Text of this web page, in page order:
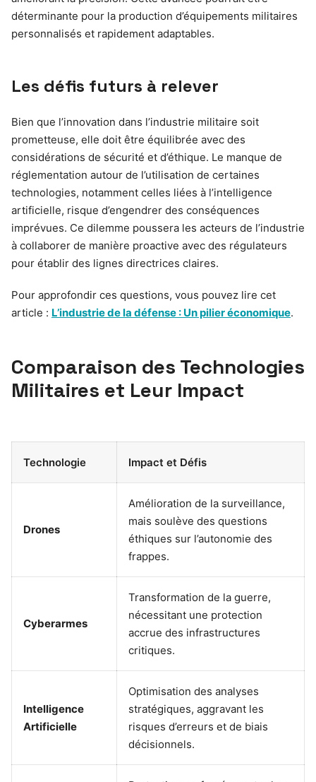
déterminante pour la production d’équipements militaires
personnalisés et rapidement adaptables.
Les défis futurs à relever
Bien que l’innovation dans l’industrie militaire soit
prometteuse, elle doit être équilibrée avec des
considérations de sécurité et d’éthique. Le manque de
réglementation autour de l’utilisation de certaines
technologies, notamment celles liées à l’intelligence
artificielle, risque d’engendrer des conséquences
imprévues. Ce dilemme poussera les acteurs de l’industrie
à collaborer de manière proactive avec des régulateurs
pour établir des lignes directrices claires.
Pour approfondir ces questions, vous pouvez lire cet
article : L’industrie de la défense : Un pilier économique.
Comparaison des Technologies
Militaires et Leur Impact
Technologie Impact et Défis
Drones
Amélioration de la surveillance,
mais soulève des questions
éthiques sur l’autonomie des
frappes.
Cyberarmes
Transformation de la guerre,
nécessitant une protection
accrue des infrastructures
critiques.
Intelligence
Artificielle
Optimisation des analyses
stratégiques, aggravant les
risques d’erreurs et de biais
décisionnels.